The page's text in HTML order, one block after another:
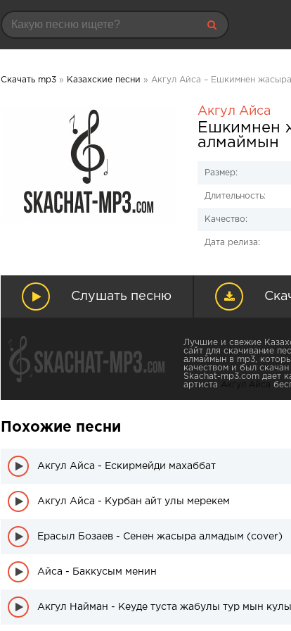
Скачать mp3 » Казахские песни » Акгул Айса – Ешкимнен
Акгул Айса
Ешкимнен
алмаймын
Размер:
Длительность:
Качество:
Дата релиза:
Слушать песню
Лучшие и свежие
сайт для скачивание
алмаймын в mp3,
качеством и был скачан
Skachat-mp3.com дает
артиста
Акгул Айса
Похожие песни
Акгул Айса - Ескирмейди махаббат
Акгул Айса - Курбан айт улы мерекем
Ерасыл Бозаев - Сенен жасыра алмадым (cover)
Айса - Баккусым менин
Акгул Найман - Кеуде туста жабулы тур мын